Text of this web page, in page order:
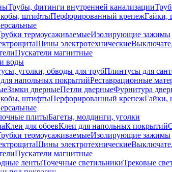
Трубы, фитинги внутренней канализации
штифтыПерфорированный крепежГайки,
термоусаживаемыеИзолирующие зажимы
Шины электротехнические
Пускатели магнитные
воды
уголки, обводы для трубПлинтусы для
напольных покрытийРеставрационные
Замки дверныеПетли дверныеФурнитура
штифтыПерфорированный крепежГайки,
плитыБагеты, молдинги, уголки
Клеи для обоевКлеи для напольных покрытий
термоусаживаемыеИзолирующие зажимы
Шины электротехнические
Пускатели магнитные
лентыТочечные светильникиТрековые